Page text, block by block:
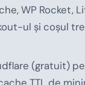
WP Rocket,
ul și coșul
(gratuit)